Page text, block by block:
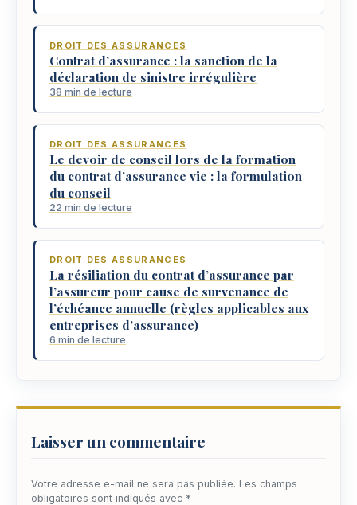
DROIT DES ASSURANCES
Contrat d’assurance : la sanction de la
déclaration de sinistre irrégulière
38 min de lecture
DROIT DES ASSURANCES
Le devoir de conseil lors de la formation
du contrat d’assurance vie : la formulation
du conseil
22 min de lecture
DROIT DES ASSURANCES
La résiliation du contrat d’assurance par
l’assureur pour cause de survenance de
l’échéance annuelle (règles applicables aux
entreprises d’assurance)
6 min de lecture
Laisser un commentaire
Votre adresse e-mail ne sera pas publiée. Les champs
obligatoires sont indiqués avec *